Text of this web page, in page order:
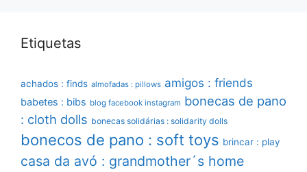
Etiquetas
achados : finds almofadas : pillows amigos : friends
babetes : bibs blog facebook instagram bonecas de pano
: cloth dolls bonecas solidárias : solidarity dolls
bonecos de pano : soft toys brincar : play
casa da avó : grandmother´s home